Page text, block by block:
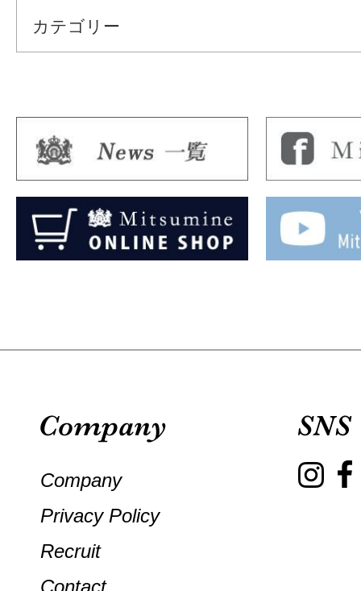
カテゴリー
Company
Privacy Policy
Recruit